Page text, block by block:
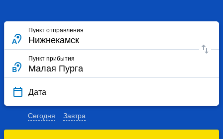
Пункт отправления
Пункт прибытия
Дата
Сегодня Завтра